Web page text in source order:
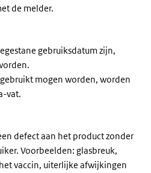
de melder.
gebruiksdatum zijn,
mogen worden, worden
vat.
defect aan het product zonder
Voorbeelden: glasbreuk,
vaccin, uiterlijke afwijkingen